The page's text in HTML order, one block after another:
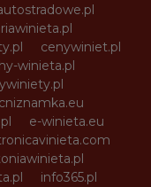
cenywiniet.pl
winieta.pl
e-winieta.eu
info365.pl